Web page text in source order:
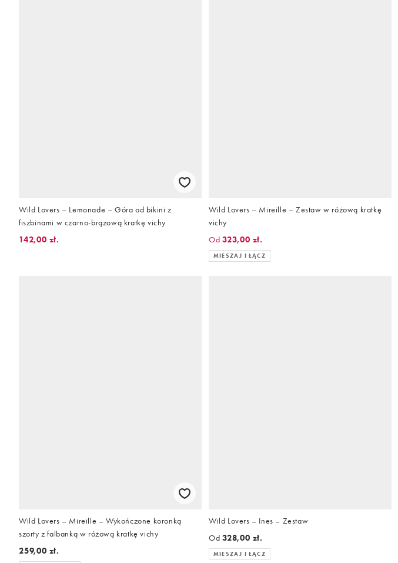
Wild Lovers – Lemonade – Góra od bikini z
fiszbinami w czarno-brązową kratkę vichy
142,00 zł.
Wild Lovers – Mireille – Zestaw w różową kratkę
vichy
Od 323,00 zł.
MIESZAJ I ŁĄCZ
Wild Lovers – Mireille – Wykończone koronką
szorty z falbanką w różową kratkę vichy
259,00 zł.
Wild Lovers – Ines – Zestaw
Od 328,00 zł.
MIESZAJ I ŁĄCZ